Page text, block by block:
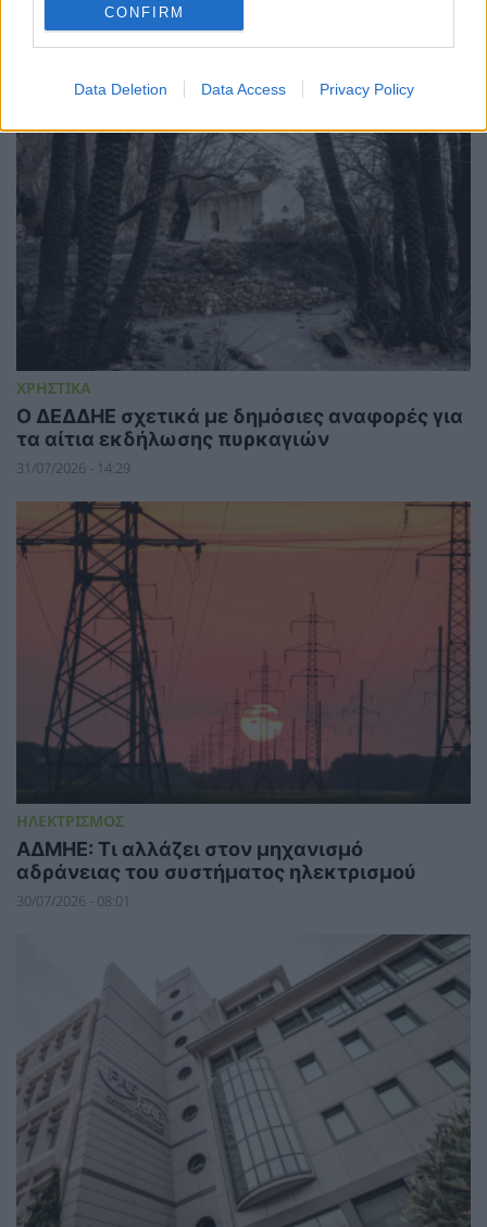
CONFIRM
Data Deletion Data Access Privacy Policy
Ιούνιος 2026
03/08/2026 - 14:39
ΧΡΗΣΤΙΚΑ
Ο ΔΕΔΔΗΕ σχετικά με δημόσιες αναφορές για
τα αίτια εκδήλωσης πυρκαγιών
31/07/2026 - 14:29
ΗΛΕΚΤΡΙΣΜΟΣ
ΑΔΜΗΕ: Τι αλλάζει στον μηχανισμό
αδράνειας του συστήματος ηλεκτρισμού
30/07/2026 - 08:01